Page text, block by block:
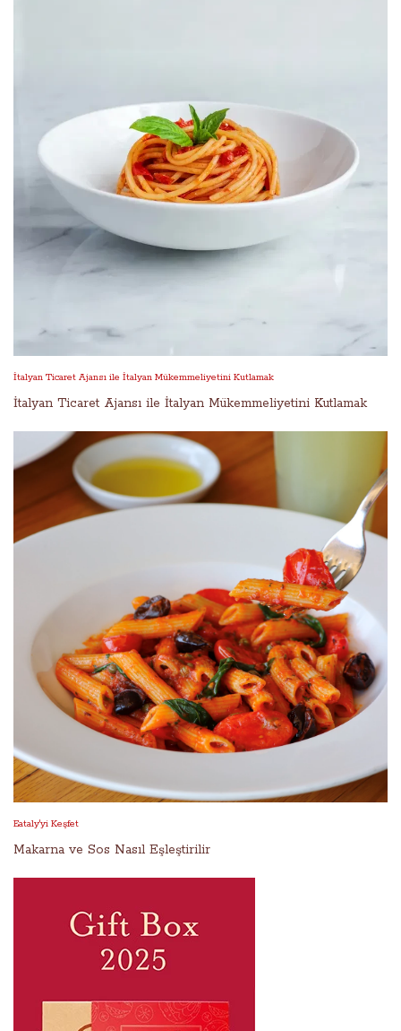
İtalyan Ticaret Ajansı ile İtalyan Mükemmeliyetini Kutlamak
İtalyan Ticaret Ajansı ile İtalyan Mükemmeliyetini Kutlamak
Eataly'yi Keşfet
Makarna ve Sos Nasıl Eşleştirilir